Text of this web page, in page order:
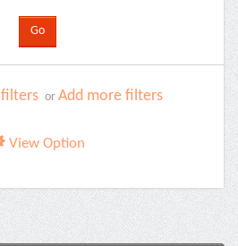
or Add more filters
View Option